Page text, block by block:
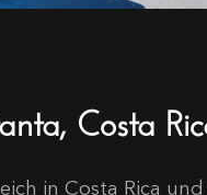
Costa
in Costa Rica